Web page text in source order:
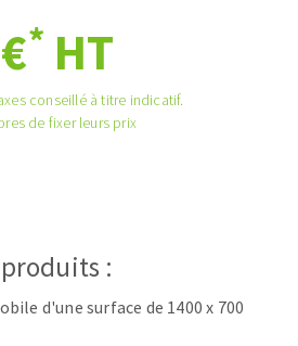
DE SURFACE
* HT
conseillé à titre indicatif.
de fixer leurs prix
:
d'une surface de 1400 x 700